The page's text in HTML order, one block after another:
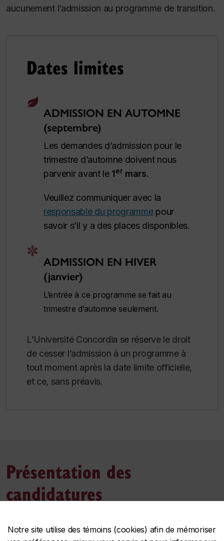
Notre site utilise des témoins (cookies) afin de mémoriser
aucunement l’admission au programme de transition.
Dates limites
ADMISSION EN AUTOMNE
(septembre)
Les demandes d’admission pour le
trimestre d’automne doivent nous
parvenir avant le 1er mars.
Veuillez communiquer avec la
responsable du programmepour
savoir s’il y a des places disponibles.
ADMISSION EN HIVER
(janvier)
L’entrée à ce programme se fait au
trimestre d’automne seulement.
L’Université Concordia se réserve le droit
de cesser l’admission à un programme à
tout moment après la date limite officielle,
et ce, sans préavis.
Présentation des
candidatures
rendez-vous à